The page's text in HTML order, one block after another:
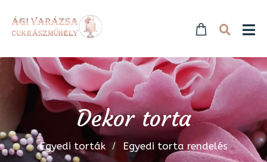
Dekor torta
Egyedi torták Egyedi torta rendelés